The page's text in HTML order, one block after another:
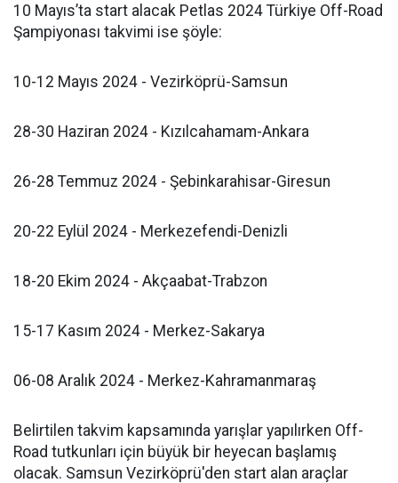
10 Mayıs’ta start alacak Petlas 2024 Türkiye Off-Road
Şampiyonası takvimi ise şöyle:
10-12 Mayıs 2024 - Vezirköprü-Samsun
28-30 Haziran 2024 - Kızılcahamam-Ankara
26-28 Temmuz 2024 - Şebinkarahisar-Giresun
20-22 Eylül 2024 - Merkezefendi-Denizli
18-20 Ekim 2024 - Akçaabat-Trabzon
15-17 Kasım 2024 - Merkez-Sakarya
06-08 Aralık 2024 - Merkez-Kahramanmaraş
Belirtilen takvim kapsamında yarışlar yapılırken Off-
Road tutkunları için büyük bir heyecan başlamış
olacak. Samsun Vezirköprü'den start alan araçlar